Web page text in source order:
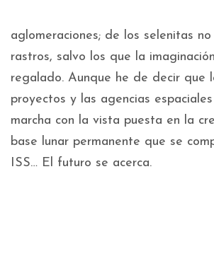
aglomeraciones; de los selenitas
rastros, salvo los que la
regalado. Aunque he de decir que
proyectos y las agencias
marcha con la vista puesta en la
base lunar permanente que se
ISS… El futuro se acerca.